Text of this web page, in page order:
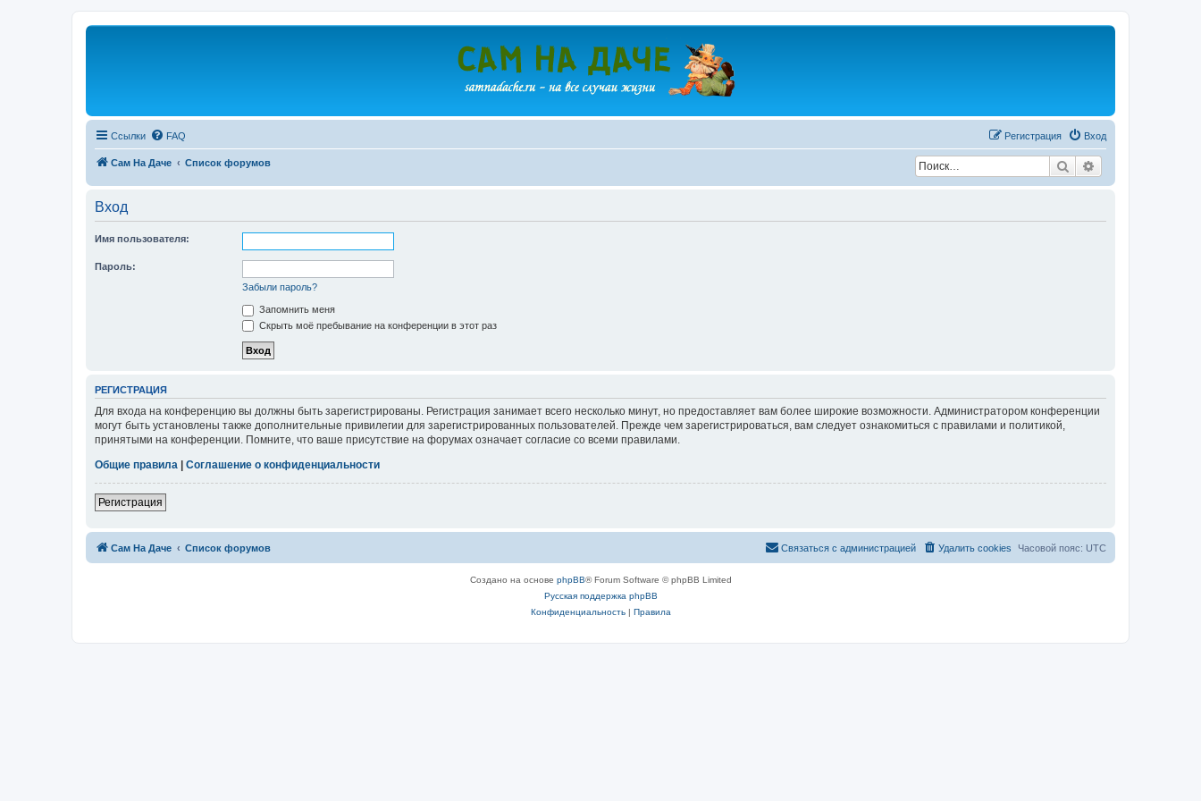
Ссылки FAQ Вход
Регистрация
Сам На Даче Список форумов Поиск
Вход
Имя пользователя:
Пароль:
Забыли пароль?
Запомнить меня
Скрыть моё пребывание на конференции в этот раз
РЕГИСТРАЦИЯ
Для входа на конференцию вы должны быть зарегистрированы. Регистрация занимает всего несколько минут, но предоставляет вам более широкие возможности. Администратором конференции
могут быть установлены также дополнительные привилегии для зарегистрированных пользователей. Прежде чем зарегистрироваться, вам следует ознакомиться с правилами и политикой,
принятыми на конференции. Помните, что ваше присутствие на форумах означает согласие со всеми правилами.
Общие правила | Соглашение о конфиденциальности
Регистрация
Сам На Даче Список форумов Часовой пояс: UTC
Удалить cookies
Связаться с администрацией
Создано на основе phpBB® Forum Software © phpBB Limited
Русская поддержка phpBB
Конфиденциальность| Правила